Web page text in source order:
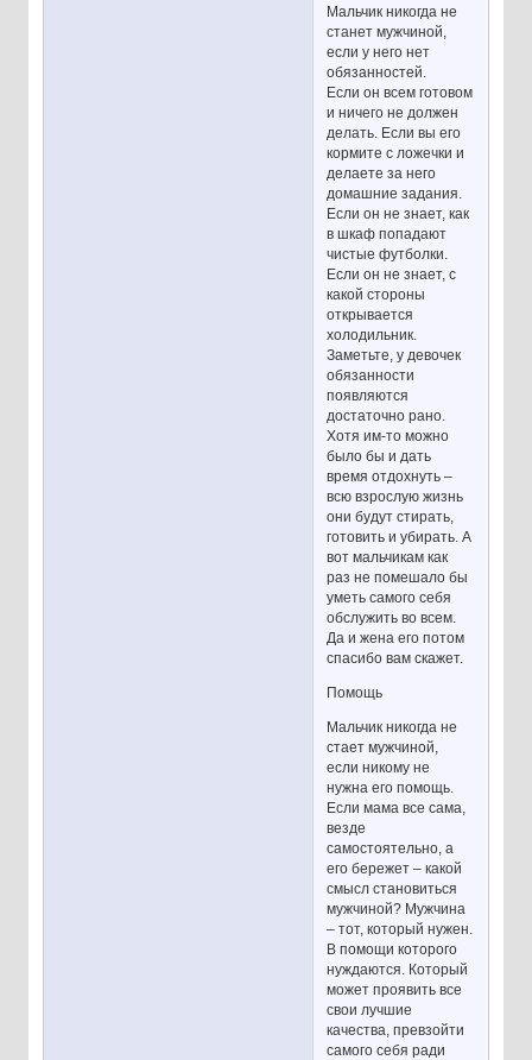
Мальчик никогда не
станет мужчиной,
если у него нет
обязанностей.
Если он всем готовом
и ничего не должен
делать. Если вы его
кормите с ложечки и
делаете за него
домашние задания.
Если он не знает, как
в шкаф попадают
чистые футболки.
Если он не знает, с
какой стороны
открывается
холодильник.
Заметьте, у девочек
обязанности
появляются
достаточно рано.
Хотя им-то можно
было бы и дать
время отдохнуть –
всю взрослую жизнь
они будут стирать,
готовить и убирать. А
вот мальчикам как
раз не помешало бы
уметь самого себя
обслужить во всем.
Да и жена его потом
спасибо вам скажет.
Помощь
Мальчик никогда не
стает мужчиной,
если никому не
нужна его помощь.
Если мама все сама,
везде
самостоятельно, а
его бережет – какой
смысл становиться
мужчиной? Мужчина
– тот, который нужен.
В помощи которого
нуждаются. Который
может проявить все
свои лучшие
качества, превзойти
самого себя ради